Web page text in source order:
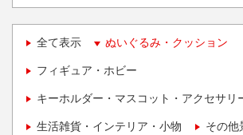
全て表示 ぬいぐるみ・クッション
フィギュア・ホビー
キーホルダー・マスコット・アクセサリ
生活雑貨・インテリア・小物 その他